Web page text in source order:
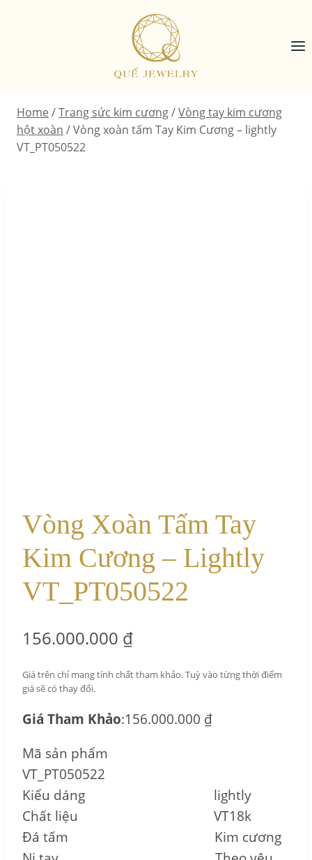
Home /Trang sức kim cương/Vòng tay kim cương
hột xoàn /Vòng xoàn tấm Tay Kim Cương – lightly
VT_PT050522
Vòng Xoàn Tấm Tay
Kim Cương – Lightly
VT_PT050522
156.000.000 ₫
Giá trên chỉ mang tính chất tham khảo. Tuỳ vào từng thời điểm
giá sẽ có thay đổi.
Giá Tham Khảo:156.000.000 ₫
Mã sản phẩm
VT_PT050522
Kiểu dáng lightly
Chất liệu VT18k
Đá tấm Kim cương